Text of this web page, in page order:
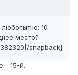
10
место?
382320[/snapback]
- 15-й.